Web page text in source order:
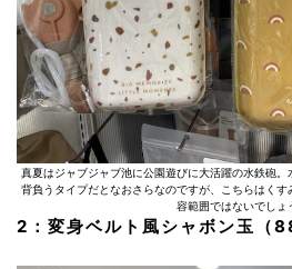
真夏はジャブジャブ池に公園遊びに大活躍の水鉄砲。
背負うタイプだとなおさらなのですが、こちらはく
容範囲ではないでしょ
2：変身ベルト風シャボン玉（